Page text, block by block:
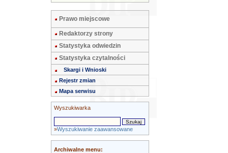
Prawo miejscowe
Redaktorzy strony
Statystyka odwiedzin
Statystyka czytalności
Skargi i Wnioski
Rejestr zmian
Mapa serwisu
Wyszukiwarka
»Wyszukiwanie zaawansowane
Archiwalne menu: